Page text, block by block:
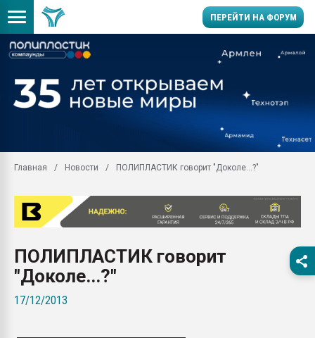
ПЕРЕЙТИ НА ФОРУМ
производство SPC
заводу пластмасс"
Помощь в подборе
Вакуум-формовочные
ближайшее
Подмосковье, Москва
первый план в
Главная Новости ПОЛИПЛАСТИК говорит "Доколе...?"
ПОЛИПЛАСТИК говорит
"Доколе...?"
17/12/2013